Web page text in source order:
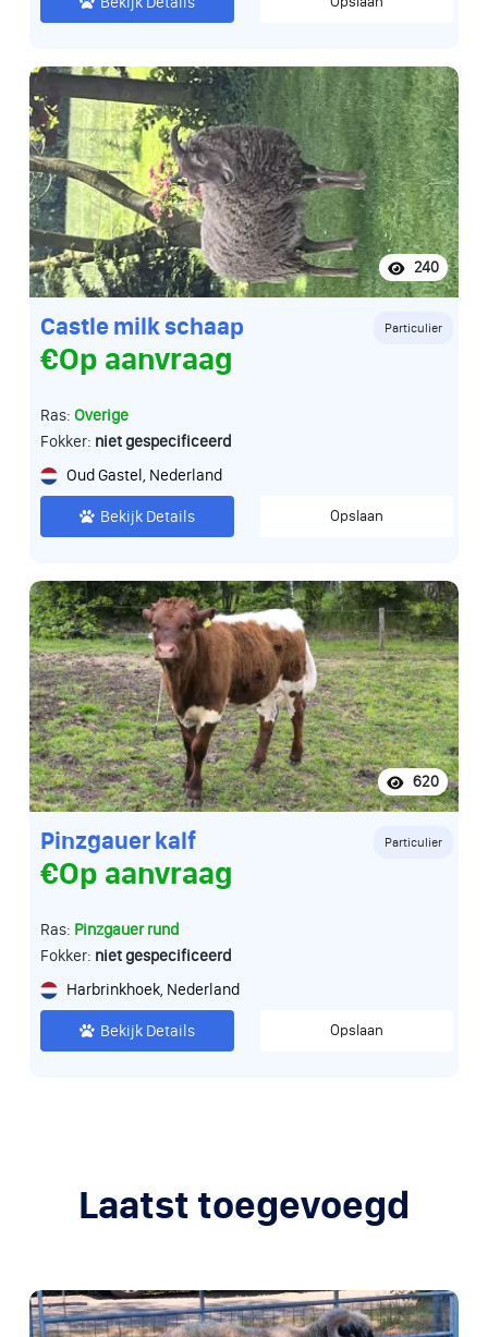
240
Castle milk schaap Particulier
€Op aanvraag
Ras: Overige
Fokker: niet gespecificeerd
Oud Gastel, Nederland
Bekijk Details Opslaan
620
Pinzgauer kalf Particulier
€Op aanvraag
Ras: Pinzgauer rund
Fokker: niet gespecificeerd
Harbrinkhoek, Nederland
Bekijk Details Opslaan
Laatst toegevoegd